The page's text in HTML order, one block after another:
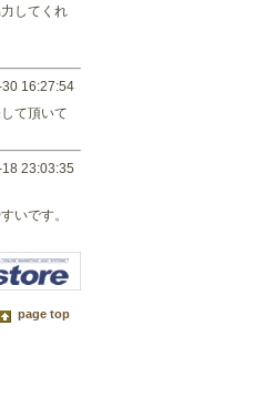
してくれ
16:27:54
て頂いて
23:03:35
いです。
page top